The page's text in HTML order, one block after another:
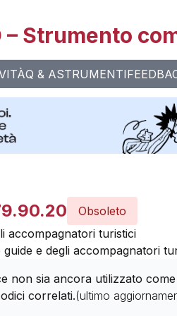
– Strumento
Q & ASTRUMENTI
Obsoleto
accompagnatori turistici
guide e degli accompagnatori
non sia ancora utilizzato
correlati.(ultimo